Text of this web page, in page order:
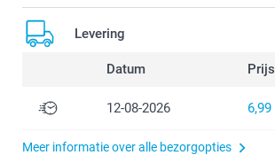
Levering
Datum Prijs
12-08-2026 6,99
Meer informatie over alle bezorgopties